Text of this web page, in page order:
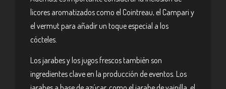
licores aromatizados como el Cointreau, el Campari y
el vermut para añadir un toque especial a los
cócteles.
Los jarabes y los jugos frescos también son
ingredientes clave en la producción de eventos. Los